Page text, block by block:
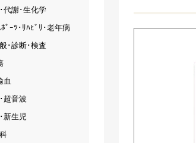
代謝･生化学
ﾟｰﾂ･ﾘﾊﾋﾞﾘ･老年病
･診断･検査
血
超音波
新生児